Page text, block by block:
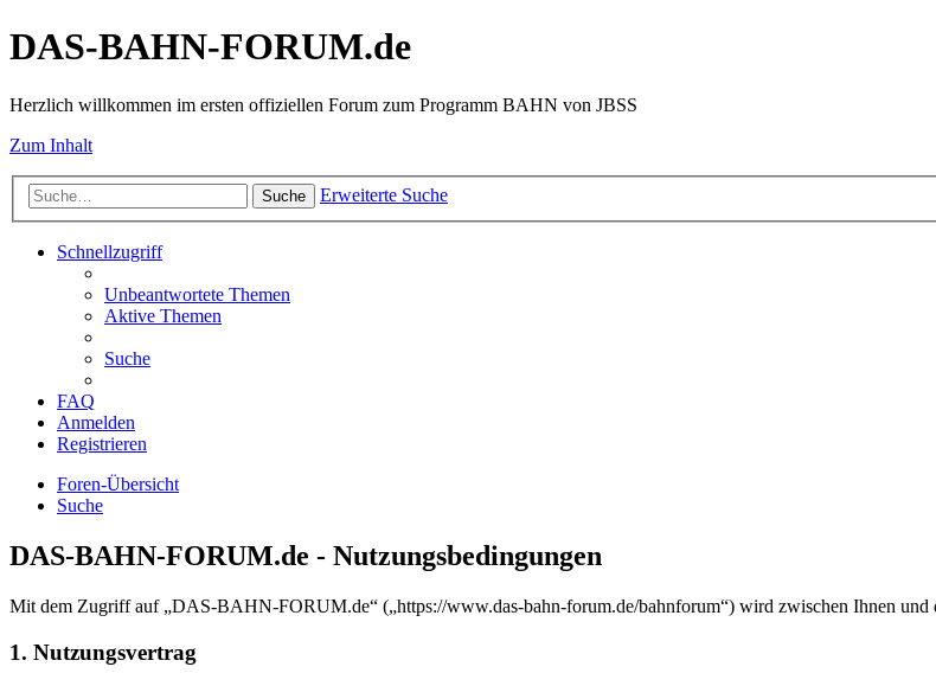
DAS-BAHN-FORUM.de
Herzlich willkommen im ersten offiziellen Forum zum Programm BAHN von JBSS
Zum Inhalt
Suche Erweiterte Suche
Schnellzugriff
Unbeantwortete Themen
Aktive Themen
Suche
FAQ
Anmelden
Registrieren
Foren-Übersicht
Suche
DAS-BAHN-FORUM.de - Nutzungsbedingungen
Mit dem Zugriff auf „DAS-BAHN-FORUM.de“ („https://www.das-bahn-forum.de/bahnforum“) wird zwischen Ihnen und
1. Nutzungsvertrag